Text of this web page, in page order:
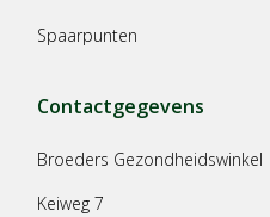
Spaarpunten
Contactgegevens
Broeders Gezondheidswinkel
Keiweg 7